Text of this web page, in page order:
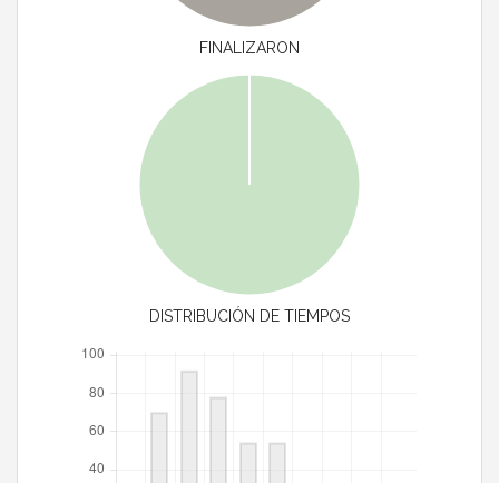
FINALIZARON
DISTRIBUCIÓN DE TIEMPOS